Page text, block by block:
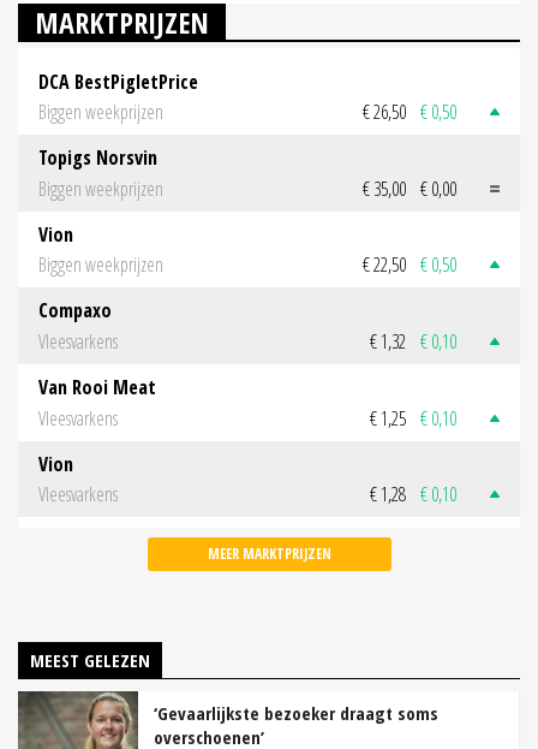
MARKTPRIJZEN
DCA BestPigletPrice
Biggen weekprijzen
€ 26,50 € 0,50
Topigs Norsvin
Biggen weekprijzen
€ 35,00 € 0,00
Vion
Biggen weekprijzen
€ 22,50 € 0,50
Compaxo
Vleesvarkens
€ 1,32 € 0,10
Van Rooi Meat
Vleesvarkens
€ 1,25 € 0,10
Vion
Vleesvarkens
€ 1,28 € 0,10
MEER MARKTPRIJZEN
MEEST GELEZEN
‘Gevaarlijkste bezoeker draagt soms
overschoenen’